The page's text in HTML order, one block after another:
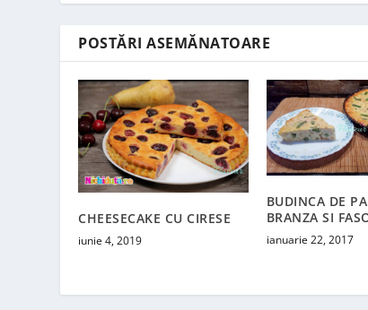
POSTĂRI ASEMĂNATOARE
CHEESECAKE CU CIRESE
iunie 4, 2019
BUDINCA DE
BRANZA SI
ianuarie 22, 2017